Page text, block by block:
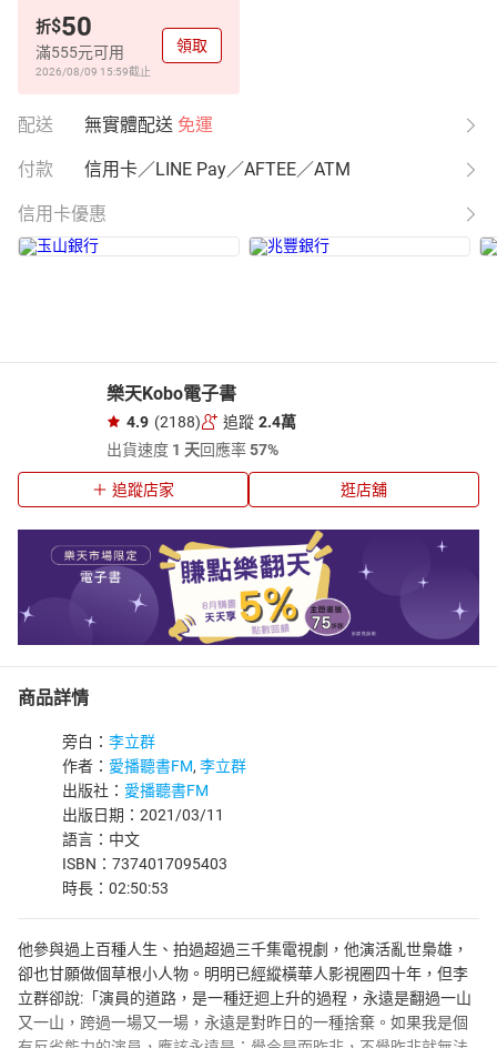
折$50
滿555元可用
2026/08/09 15:59截止
領取
配送 無實體配送 免運
付款 信用卡／LINE Pay／AFTEE／ATM
信用卡優惠
樂天Kobo電子書
4.9 (2188) 追蹤 2.4萬
出貨速度 1 天回應率57%
追蹤店家 逛店舖
商品詳情
旁白： 李立群
作者： 愛播聽書FM, 李立群
出版社： 愛播聽書FM
出版日期：2021/03/11
語言：中文
ISBN：7374017095403
時長：02:50:53
他參與過上百種人生、拍過超過三千集電視劇，他演活亂世梟雄，
卻也甘願做個草根小人物。明明已經縱橫華人影視圈四十年，但李
立群卻說:「演員的道路，是一種迂迴上升的過程，永遠是翻過一山
又一山，跨過一場又一場，永遠是對昨日的一種捨棄。如果我是個